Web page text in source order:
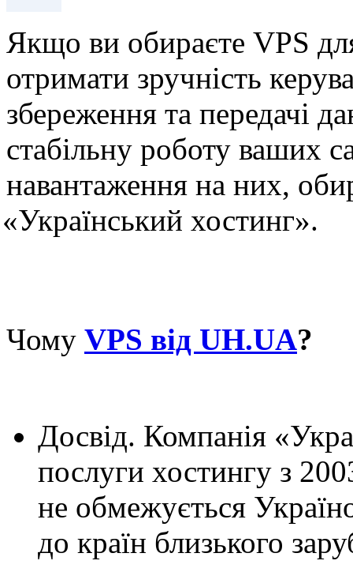
Якщо ви обираєте VPS
отримати зручність
збереження та передачі
стабільну роботу ваших
навантаження на них,
«Український хостинг».
Чому VPS від UH.UA?
Досвід. Компанія «
послуги хостингу з
не обмежується
до країн близького